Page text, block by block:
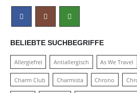
BELIEBTE SUCHBEGRIFFE
Allergiefrei Antiallergisch As We Travel
Charm Club Charmista Chrono